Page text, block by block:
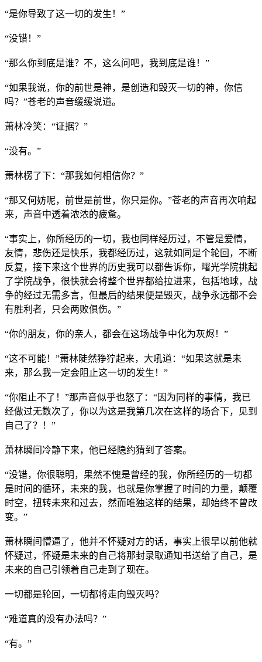
“是你导致了这一切的发生！”
“没错！”
“那么你到底是谁？不，这么问吧，我到底是谁！”
“如果我说，你的前世是神，是创造和毁灭一切的神，你信
吗？”苍老的声音缓缓说道。
萧林冷笑：“证据？”
“没有。”
萧林楞了下：“那我如何相信你？”
“那又何妨呢，前世是前世，你只是你。”苍老的声音再次响起
来，声音中透着浓浓的疲惫。
“事实上，你所经历的一切，我也同样经历过，不管是爱情，
友情，悲伤还是快乐，我都经历过，这就如同是个轮回，不断
反复，接下来这个世界的历史我可以都告诉你，曙光学院挑起
了学院战争，很快就会将整个世界都给拉进来，包括地球，战
争的经过无需多言，但最后的结果便是毁灭，战争永远都不会
有胜利者，只会两败俱伤。”
“你的朋友，你的亲人，都会在这场战争中化为灰烬！”
“这不可能！”萧林陡然狰狞起来，大吼道：“如果这就是未
来，那么我一定会阻止这一切的发生！”
“你阻止不了！”那声音似乎也怒了：“因为同样的事情，我已
经做过无数次了，你以为这是我第几次在这样的场合下，见到
自己了？！”
萧林瞬间冷静下来，他已经隐约猜到了答案。
“没错，你很聪明，果然不愧是曾经的我，你所经历的一切都
是时间的循环，未来的我，也就是你掌握了时间的力量，颠覆
时空，扭转未来和过去，然而唯独这样的结果，却始终不曾改
变。”
萧林瞬间懵逼了，他并不怀疑对方的话，事实上很早以前他就
怀疑过，怀疑是未来的自己将那封录取通知书送给了自己，是
未来的自己引领着自己走到了现在。
一切都是轮回，一切都将走向毁灭吗？
“难道真的没有办法吗？”
“有。”